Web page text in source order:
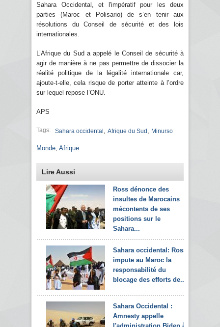
Sahara Occidental, et l'impératif pour les deux
parties (Maroc et Polisario) de s’en tenir aux
résolutions du Conseil de sécurité et des lois
internationales.
L’Afrique du Sud a appelé le Conseil de sécurité à
agir de manière à ne pas permettre de dissocier la
réalité politique de la légalité internationale car,
ajoute-t-elle, cela risque de porter atteinte à l’ordre
sur lequel repose l’ONU.
APS
Tags: Sahara occidental Afrique du Sud Minurso
Monde Afrique
Lire Aussi
Ross dénonce des
insultes de Marocains
mécontents de ses
positions sur le
Sahara...
Sahara occidental: Ross
impute au Maroc la
responsabilité du
blocage des efforts de...
Sahara Occidental :
Amnesty appelle